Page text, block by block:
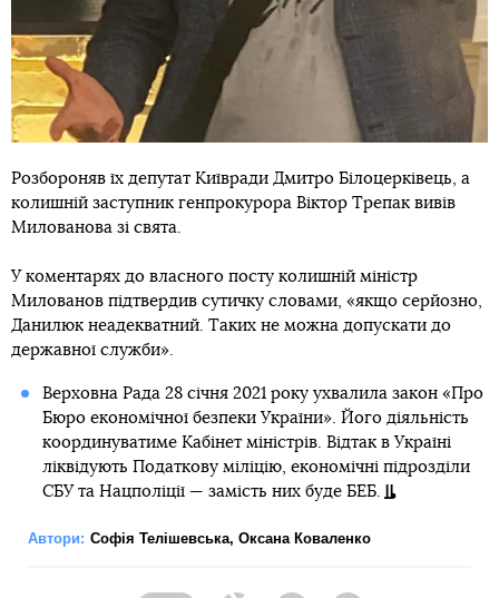
Розбороняв їх депутат Київради Дмитро Білоцерківець, а
колишній заступник генпрокурора Віктор Трепак вивів
Милованова зі свята.
У коментарях до власного посту колишній міністр
Милованов підтвердив сутичку словами, «якщо серйозно,
Данилюк неадекватний. Таких не можна допускати до
державної служби».
Верховна Рада 28 січня 2021 року ухвалила закон «Про
Бюро економічної безпеки України». Його діяльність
координуватиме Кабінет міністрів. Відтак в Україні
ліквідують Податкову міліцію, економічнi підрозділи
СБУ та Нацполіції — замість них буде БЕБ.
Автори: Софія Телішевська, Оксана Коваленко